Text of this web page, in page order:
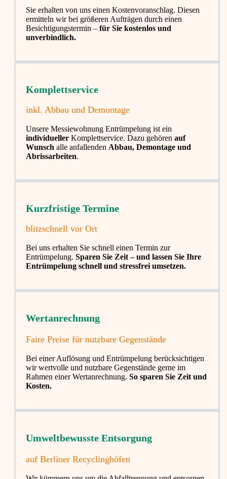
Sie erhalten von uns einen Kostenvoranschlag. Diesen
ermitteln wir bei größeren Aufträgen durch einen
Besichtigungstermin – für Sie kostenlos und
unverbindlich.
Komplettservice​
inkl. Abbau und Demontage​
Unsere Messiewohnung Entrümpelung ist ein
individueller Komplettservice. Dazu gehören auf
Wunsch alle anfallenden Abbau, Demontage und
Abrissarbeiten.
Kurzfristige Termine​
blitzschnell vor Ort
Bei uns erhalten Sie schnell einen Termin zur
Entrümpelung. Sparen Sie Zeit – und lassen Sie Ihre
Entrümpelung schnell und stressfrei umsetzen.
Wertanrechnung
Faire Preise für nutzbare Gegenstände
Bei einer Auflösung und Entrümpelung berücksichtigen
wir wertvolle und nutzbare Gegenstände gerne im
Rahmen einer Wertanrechnung. So sparen Sie Zeit und
Kosten.
Umweltbewusste Entsorgung
auf Berliner Recyclinghöfen​